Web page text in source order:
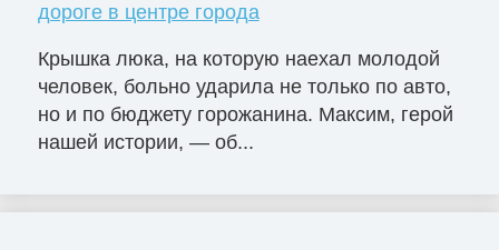
дороге в центре города
Крышка люка, на которую наехал молодой
человек, больно ударила не только по авто,
но и по бюджету горожанина. Максим, герой
нашей истории, — об...